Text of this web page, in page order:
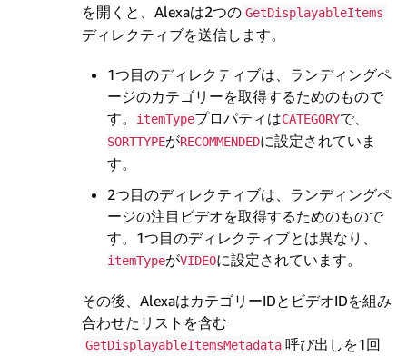
を開くと、Alexaは2つの GetDisplayableItems
ディレクティブを送信します。
1つ目のディレクティブは、ランディングペ
ージのカテゴリーを取得するためのもので
す。
itemTypeプロパティはCATEGORYで、
SORTTYPEがRECOMMENDEDに設定されていま
す。
2つ目のディレクティブは、ランディングペ
ージの注目ビデオを取得するためのもので
す。1つ目のディレクティブとは異なり、
itemTypeがVIDEOに設定されています。
その後、AlexaはカテゴリーIDとビデオIDを組み
合わせたリストを含む
GetDisplayableItemsMetadata 呼び出しを1回